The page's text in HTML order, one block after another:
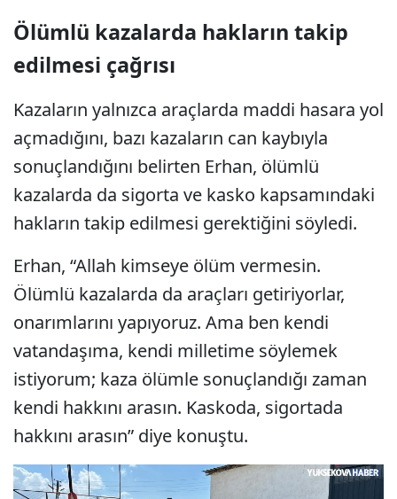
Ölümlü kazalarda hakların takip
edilmesi çağrısı
Kazaların yalnızca araçlarda maddi hasara yol
açmadığını, bazı kazaların can kaybıyla
sonuçlandığını belirten Erhan, ölümlü
kazalarda da sigorta ve kasko kapsamındaki
hakların takip edilmesi gerektiğini söyledi.
Erhan, “Allah kimseye ölüm vermesin.
Ölümlü kazalarda da araçları getiriyorlar,
onarımlarını yapıyoruz. Ama ben kendi
vatandaşıma, kendi milletime söylemek
istiyorum; kaza ölümle sonuçlandığı zaman
kendi hakkını arasın. Kaskoda, sigortada
hakkını arasın” diye konuştu.